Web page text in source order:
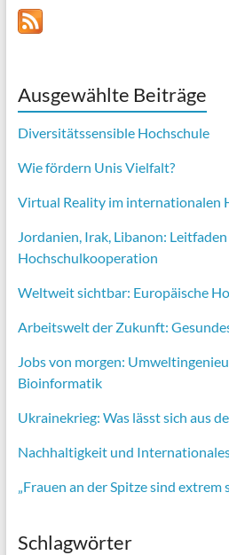
Ausgewählte Beiträge
Diversitätssensible Hochschule
Wie fördern Unis Vielfalt?
Virtual Reality im internationalen
Jordanien, Irak, Libanon:
Hochschulkooperation
Weltweit sichtbar: Europäische
Arbeitswelt der Zukunft:
Jobs von morgen:
Bioinformatik
Ukrainekrieg: Was lässt sich aus
Nachhaltigkeit und
„Frauen an der Spitze sind extrem
Schlagwörter